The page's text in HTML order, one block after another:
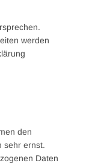
werden
den
sehr ernst.
Daten